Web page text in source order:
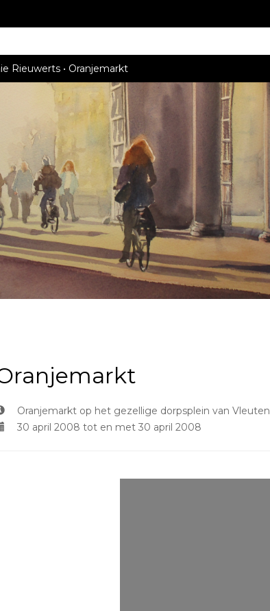
Rieuwerts Oranjemarkt
Oranjemarkt op het gezellige dorpsplein van Vleuten
30 april 2008 tot en met 30 april 2008